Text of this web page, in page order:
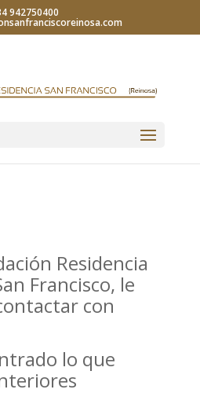
942750400
Residencia
Francisco, le
con
lo que